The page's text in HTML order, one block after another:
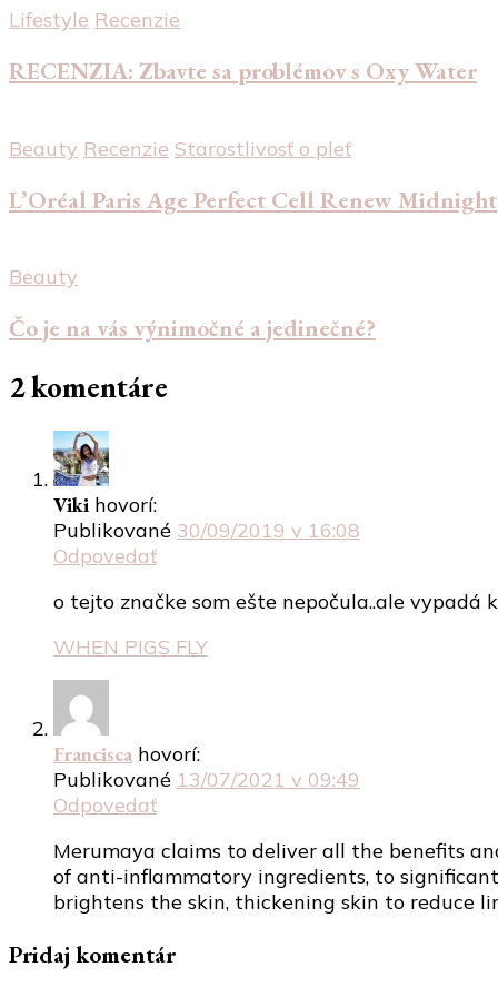
Lifestyle Recenzie
RECENZIA: Zbavte sa problémov s Oxy Water
Beauty Recenzie Starostlivosť o pleť
L’Oréal Paris Age Perfect Cell Renew Midnight
Beauty
Čo je na vás výnimočné a jedinečné?
2 komentáre
Viki hovorí:
Publikované 30/09/2019 v 16:08
Odpovedať
o tejto značke som ešte nepočula..ale vypadá
WHEN PIGS FLY
Francisca hovorí:
Publikované 13/07/2021 v 09:49
Odpovedať
Merumaya claims to deliver all the benefits
of anti-inflammatory ingredients, to
brightens the skin, thickening skin to reduce
Pridaj komentár